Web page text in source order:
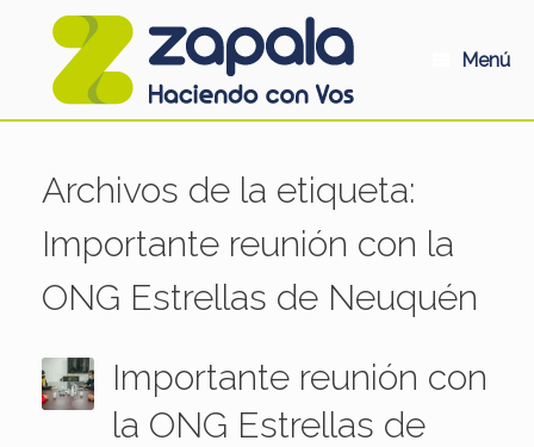
Menú
Archivos de la etiqueta:
Importante reunión con la
ONG Estrellas de Neuquén
Importante reunión con
la ONG Estrellas de